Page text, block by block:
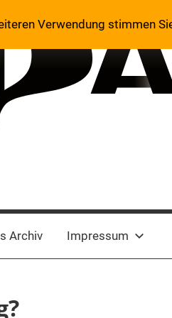
Archiv Impressum
Verwendung stimmen